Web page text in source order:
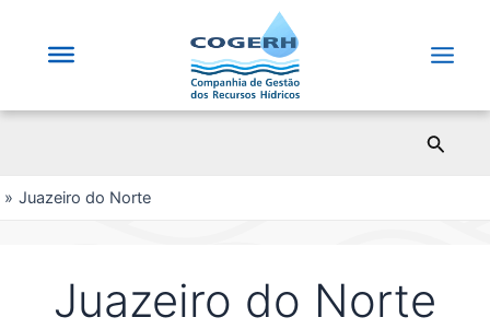
Juazeiro do Norte
Juazeiro do Norte